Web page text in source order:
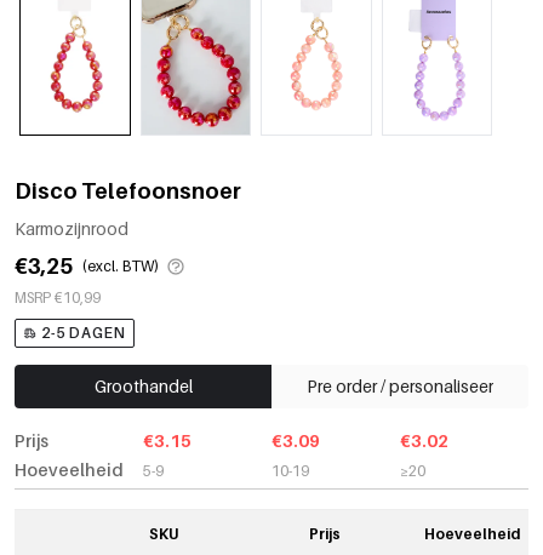
Disco Telefoonsnoer
Karmozijnrood
€3,25 (excl. BTW)
MSRP €10,99
2-5 DAGEN
Groothandel Pre order / personaliseer
Prijs
Hoeveelheid
€3.15
5-9
€3.09
10-19
€3.02
≥20
SKU Prijs Hoeveelheid